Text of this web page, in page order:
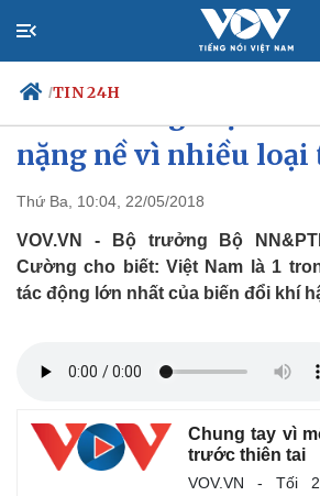
/TIN 24H
Chính trị
Đảng
Tổ chức nhân sự
Quốc hội
Nhận diện sự thật
Tin 24h
Dự
Giáo
Dấu ấn
nặng nề vì nhiều
Thứ Ba, 10:04, 22/05/2018
VOV.VN - Bộ trưởng Bộ
Cường cho biết: Việt Nam là 1
tác động lớn nhất của biến đổi khí
Chung tay vì
trước thiên tai
VOV.VN - Tối